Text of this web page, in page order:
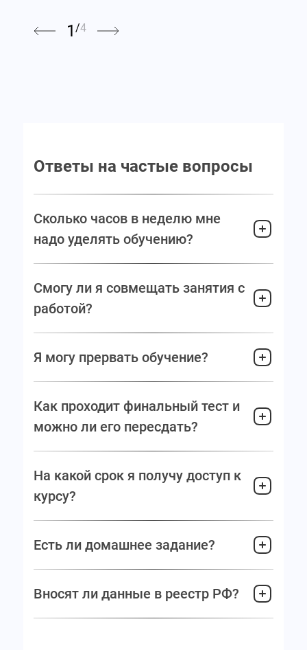
1 /4
Ответы на частые вопросы
Сколько часов в неделю мне
надо уделять обучению?
Смогу ли я совмещать занятия с
работой?
Я могу прервать обучение?
Как проходит финальный тест и
можно ли его пересдать?
На какой срок я получу доступ к
курсу?
Есть ли домашнее задание?
Вносят ли данные в реестр РФ?